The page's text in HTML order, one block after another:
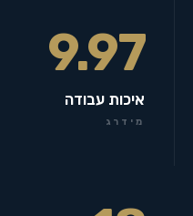
9.97
איכות עבודה
מידרג